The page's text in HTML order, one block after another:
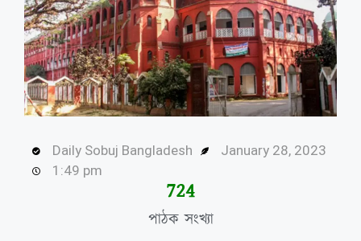
Daily Sobuj Bangladesh
January 28, 2023
1:49 pm
পাঠক সংখ্যা
738